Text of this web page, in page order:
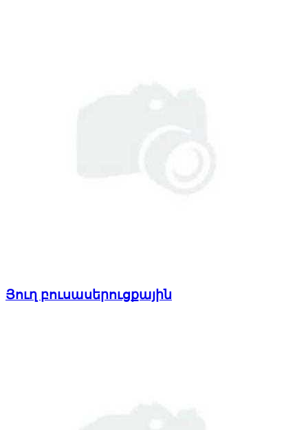
Յուղ բուսասերուցքային